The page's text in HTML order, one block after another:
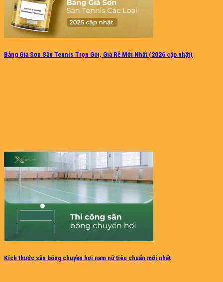
Bảng Giá Sơn Sân Tennis Trọn Gói, Giá Rẻ Mới Nhất (2026 cập nhật)
Kích thước sân bóng chuyền hơi nam nữ tiêu chuẩn mới nhất